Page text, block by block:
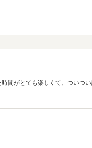
間がとても楽しくて、ついつ